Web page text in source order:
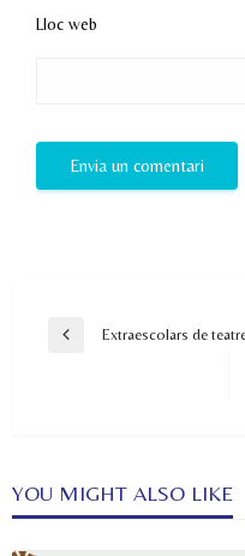
Lloc web
Navegació
Previous
Extraescolars de
YOU MIGHT ALSO LIKE